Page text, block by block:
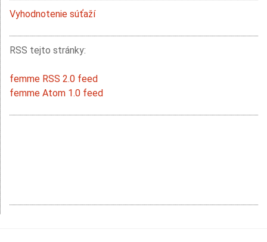
Vyhodnotenie súťaží
RSS tejto stránky:
femme RSS 2.0 feed
femme Atom 1.0 feed